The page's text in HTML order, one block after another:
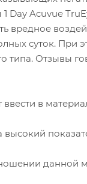
Day Acuvue
вредное
суток. При
типа. Отзывы
ввести в
данной